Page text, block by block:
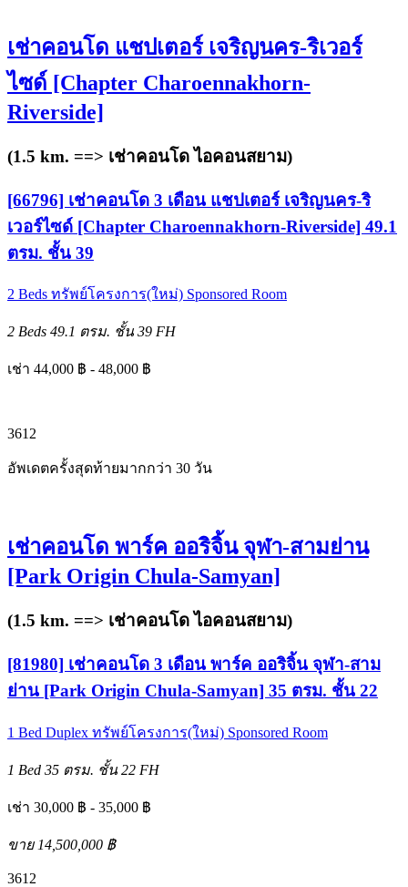
เช่าคอนโด แชปเตอร์ เจริญนคร-ริเวอร์
ไซด์ [Chapter Charoennakhorn-
Riverside]
(1.5 km. ==> เช่าคอนโด ไอคอนสยาม)
[66796] เช่าคอนโด 3 เดือน แชปเตอร์ เจริญนคร-ริ
เวอร์ไซด์ [Chapter Charoennakhorn-Riverside] 49.1
ตรม. ชั้น 39
2 Beds ทรัพย์โครงการ(ใหม่) Sponsored Room
2 Beds 49.1 ตรม. ชั้น 39 FH
เช่า 44,000 ฿ - 48,000 ฿
3612
อัพเดตครั้งสุดท้ายมากกว่า 30 วัน
เช่าคอนโด พาร์ค ออริจิ้น จุฬา-สามย่าน
[Park Origin Chula-Samyan]
(1.5 km. ==> เช่าคอนโด ไอคอนสยาม)
[81980] เช่าคอนโด 3 เดือน พาร์ค ออริจิ้น จุฬา-สาม
ย่าน [Park Origin Chula-Samyan] 35 ตรม. ชั้น 22
1 Bed Duplex ทรัพย์โครงการ(ใหม่) Sponsored Room
1 Bed 35 ตรม. ชั้น 22 FH
เช่า 30,000 ฿ - 35,000 ฿
ขาย 14,500,000 ฿
3612